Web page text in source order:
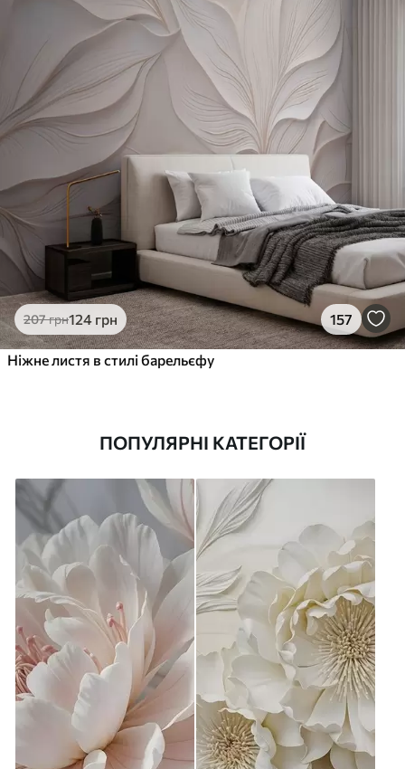
207грн124 грн 157
Ніжне листя в стилі барельєфу
ПОПУЛЯРНІ КАТЕГОРІЇ